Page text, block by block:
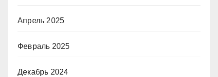
Апрель 2025
Февраль 2025
Декабрь 2024